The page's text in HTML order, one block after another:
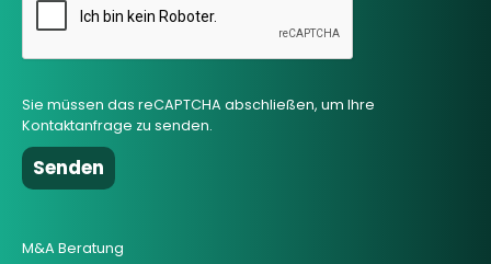
Sie müssen das reCAPTCHA abschließen, um Ihre
Kontaktanfrage zu senden.
M&A Beratung